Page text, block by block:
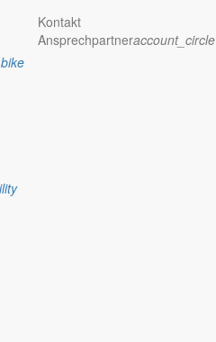
Kontakt
Ansprechpartneraccount_circle